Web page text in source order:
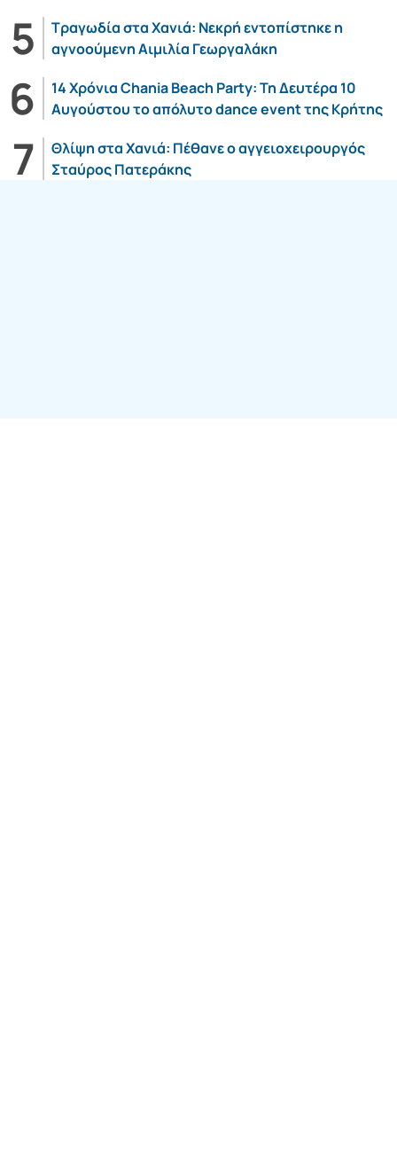
Τραγωδία στα Χανιά: Νεκρή εντοπίστηκε η
αγνοούμενη Αιμιλία Γεωργαλάκη
14 Χρόνια Chania Beach Party: Τη Δευτέρα 10
Αυγούστου το απόλυτο dance event της Κρήτης
Θλίψη στα Χανιά: Πέθανε ο αγγειοχειρουργός
Σταύρος Πατεράκης